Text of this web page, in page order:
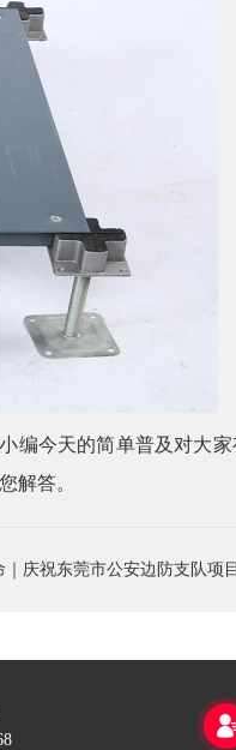
编今天的简单普及对大
解答。
｜庆祝东莞市公安边防支队项
